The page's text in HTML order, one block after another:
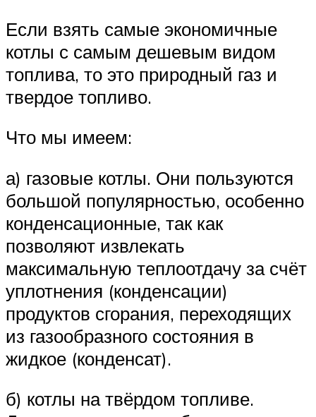
Если взять самые экономичные
котлы с самым дешевым видом
топлива, то это природный газ и
твердое топливо.
Что мы имеем:
а) газовые котлы. Они пользуются
большой популярностью, особенно
конденсационные, так как
позволяют извлекать
максимальную теплоотдачу за счёт
уплотнения (конденсации)
продуктов сгорания, переходящих
из газообразного состояния в
жидкое (конденсат).
б) котлы на твёрдом топливе.